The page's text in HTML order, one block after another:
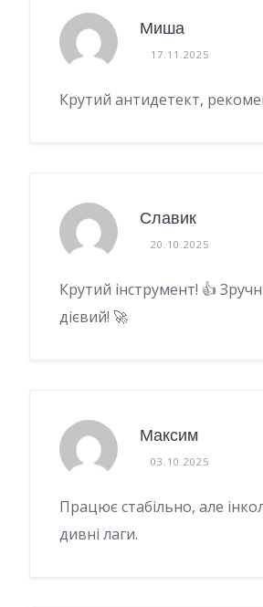
Миша
17.11.2025
Крутий антидетект,
Славик
20.10.2025
Крутий інструмент! 👍
дієвий! 🚀
Максим
03.10.2025
Працює стабільно, але
дивні лаги.